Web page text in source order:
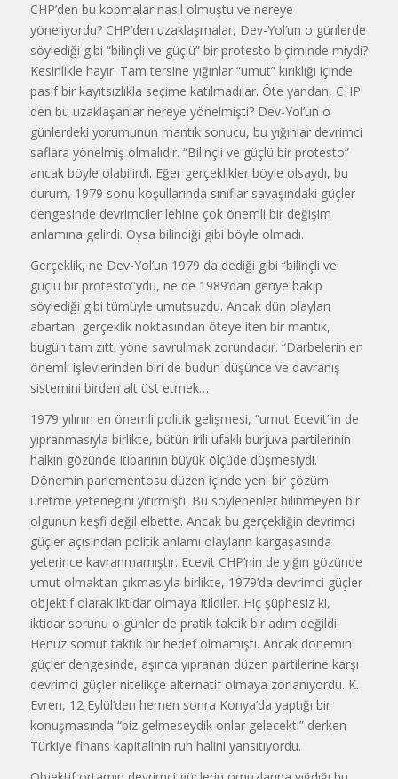
CHP’den bu kopmalar nasıl olmuştu ve nereye
yöneliyordu? CHP’den uzaklaşmalar, Dev-Yol’un o günlerde
söylediği gibi “bilinçli ve güçlü” bir protesto biçiminde miydi?
Kesinlikle hayır. Tam tersine yığınlar “umut” kırıklığı içinde
pasif bir kayıtsızlıkla seçime katılmadılar. Öte yandan, CHP
den bu uzaklaşanlar nereye yönelmişti? Dev-Yol’un o
günlerdeki yorumunun mantık sonucu, bu yığınlar devrimci
saflara yönelmiş olmalıdır. “Bilinçli ve güçlü bir protesto”
ancak böyle olabilirdi. Eğer gerçeklikler böyle olsaydı, bu
durum, 1979 sonu koşullarında sınıflar savaşındaki güçler
dengesinde devrimciler lehine çok önemli bir değişim
anlamına gelirdi. Oysa bilindiği gibi böyle olmadı.
Gerçeklik, ne Dev-Yol’un 1979 da dediği gibi “bilinçli ve
güçlü bir protesto”ydu, ne de 1989’dan geriye bakıp
söylediği gibi tümüyle umutsuzdu. Ancak dün olayları
abartan, gerçeklik noktasından öteye iten bir mantık,
bugün tam zıttı yöne savrulmak zorundadır. “Darbelerin en
önemli işlevlerinden biri de budun düşünce ve davranış
sistemini birden alt üst etmek…
1979 yılının en önemli politik gelişmesi, “umut Ecevit”in de
yıpranmasıyla birlikte, bütün irili ufaklı burjuva partilerinin
halkın gözünde itibarının büyük ölçüde düşmesiydi.
Dönemin parlementosu düzen içinde yeni bir çözüm
üretme yeteneğini yitirmişti. Bu söylenenler bilinmeyen bir
olgunun keşfi değil elbette. Ancak bu gerçekliğin devrimci
güçler açısından politik anlamı olayların kargaşasında
yeterince kavranmamıştır. Ecevit CHP’nin de yığın gözünde
umut olmaktan çıkmasıyla birlikte, 1979’da devrimci güçler
objektif olarak iktidar olmaya itildiler. Hiç şüphesiz ki,
iktidar sorunu o günler de pratik taktik bir adım değildi.
Henüz somut taktik bir hedef olmamıştı. Ancak dönemin
güçler dengesinde, aşınca yıpranan düzen partilerine karşı
devrimci güçler nitelikçe alternatif olmaya zorlanıyordu. K.
Evren, 12 Eylül’den hemen sonra Konya’da yaptığı bir
konuşmasında “biz gelmeseydik onlar gelecekti” derken
Türkiye finans kapitalinin ruh halini yansıtıyordu.